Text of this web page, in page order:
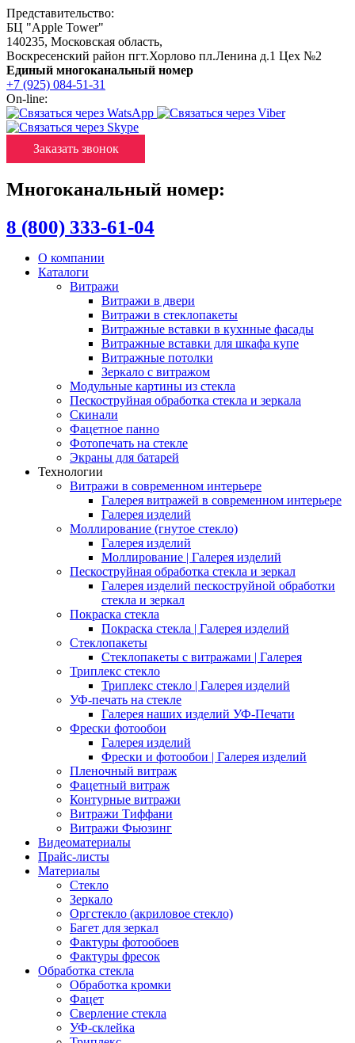
Представительство:
БЦ "Apple Tower"
140235, Московская область,
Воскресенский район пгт.Хорлово пл.Ленина д.1 Цех №2
Единый многоканальный номер
+7 (925) 084-51-31
On-line:
Заказать звонок
Многоканальный номер:
8 (800) 333-61-04
О компании
Каталоги
Витражи
Витражи в двери
Витражи в стеклопакеты
Витражные вставки в кухнные фасады
Витражные вставки для шкафа купе
Витражные потолки
Зеркало с витражом
Модульные картины из стекла
Пескоструйная обработка стекла и зеркала
Скинали
Фацетное панно
Фотопечать на стекле
Экраны для батарей
Технологии
Витражи в современном интерьере
Галерея витражей в современном интерьере
Галерея изделий
Моллирование (гнутое стекло)
Галерея изделий
Моллирование | Галерея изделий
Пескоструйная обработка стекла и зеркал
Галерея изделий пескоструйной обработки
стекла и зеркал
Покраска стекла
Покраска стекла | Галерея изделий
Стеклопакеты
Стеклопакеты с витражами | Галерея
Триплекс стекло
Триплекс стекло | Галерея изделий
УФ-печать на стекле
Галерея наших изделий УФ-Печати
Фрески фотообои
Галерея изделий
Фрески и фотообои | Галерея изделий
Пленочный витраж
Фацетный витраж
Контурные витражи
Витражи Тиффани
Витражи Фьюзинг
Видеоматериалы
Прайс-листы
Материалы
Стекло
Зеркало
Оргстекло (акриловое стекло)
Багет для зеркал
Фактуры фотообоев
Фактуры фресок
Обработка стекла
Обработка кромки
Фацет
Сверление стекла
УФ-склейка